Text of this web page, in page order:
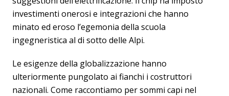
investimenti onerosi e integrazioni che hanno
minato ed eroso l’egemonia della scuola
ingegneristica al di sotto delle Alpi.
Le esigenze della globalizzazione hanno
ulteriormente pungolato ai fianchi i costruttori
nazionali. Come raccontiamo per sommi capi nel